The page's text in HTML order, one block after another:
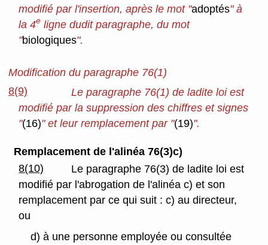
modifié par l'insertion, après le mot "adoptés" à
la 4e ligne dudit paragraphe, du mot
"biologiques".
Modification du paragraphe 76(1)
8(9)
Le paragraphe 76(1) de ladite loi est
modifié par la suppression des chiffres et signes
"(16)" et leur remplacement par "(19)".
Remplacement de l'alinéa 76(3)c)
8(10)
Le paragraphe 76(3) de ladite loi est
modifié par l'abrogation de l'alinéa c) et son
remplacement par ce qui suit : c) au directeur,
ou
d) à une personne employée ou consultée